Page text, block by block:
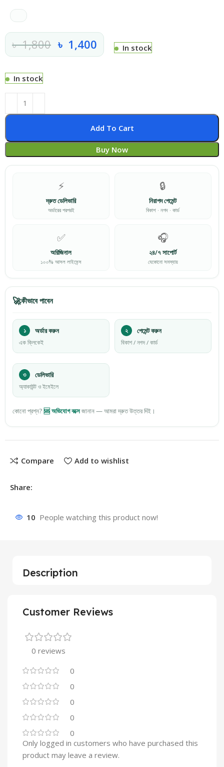
৳1,800 ৳ 1,400 In stock
In stock
Add To Cart
Buy Now
⚡
দ্রুত ডেলিভারি
অর্ডারের পরপরই
🔒
নিরাপদ পেমেন্ট
বিকাশ · নগদ · কার্ড
✅
অরিজিনাল
১০০% আসল লাইসেন্স
🎧
২৪/৭ সাপোর্ট
যেকোনো সমস্যায়
🚀কীভাবে পাবেন
১ অর্ডার করুন
এক ক্লিকেই
২ পেমেন্ট করুন
বিকাশ / নগদ / কার্ড
৩ ডেলিভারি
অ্যাকাউন্ট ও ইমেইলে
কোনো প্রশ্ন?🆘 অভিযোগ বক্সেজানান — আমরা দ্রুত উত্তর দিই।
Compare Add to wishlist
Share:
10 People watching this product now!
Description
Customer Reviews
0 reviews
0
0
0
0
0
Only logged in customers who have purchased this
product may leave a review.